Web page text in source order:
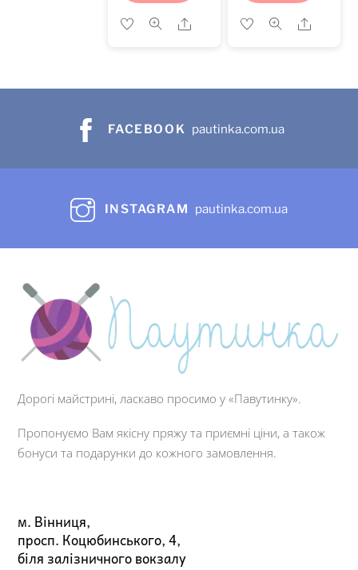
Share Share
FACEBOOK pautinka.com.ua
INSTAGRAM pautinka.com.ua
Дорогі майстрині, ласкаво просимо у «Павутинку».
Пропонуємо Вам якісну пряжу та приємні ціни, а також
бонуси та подарунки до кожного замовлення.
м. Вінниця,
просп. Коцюбинського, 4,
біля залізничного вокзалу